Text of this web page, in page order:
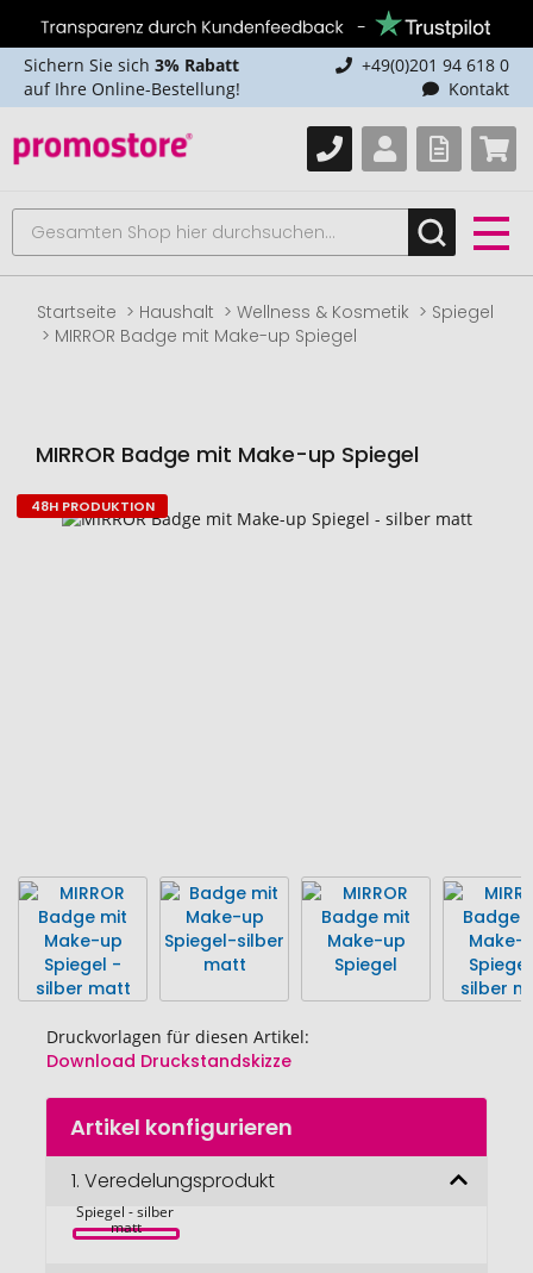
Sichern Sie sich 3% Rabatt
auf Ihre Online-Bestellung!
+49(0)201 94 618 0
Kontakt
Startseite Haushalt Wellness & Kosmetik
Spiegel
MIRROR Badge mit Make-up Spiegel
MIRROR Badge mit Make-up Spiegel
Zum
Druckvorlagen für diesen Artikel:
Download Druckstandskizze
Zum
Anfang
Bildgalerie
springen
48H PRODUKTION
Artikel konfigurieren
1. Veredelungsprodukt
MIRROR Badge
Spiegel - silber
matt